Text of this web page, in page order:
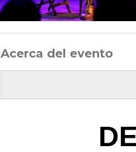
Acerca del evento